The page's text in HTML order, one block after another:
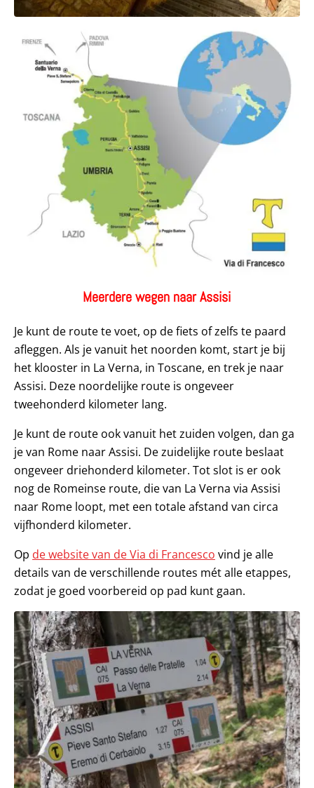
Meerdere wegen naar Assisi
Je kunt de route te voet, op de fiets of zelfs te paard
afleggen. Als je vanuit het noorden komt, start je bij
het klooster in La Verna, in Toscane, en trek je naar
Assisi. Deze noordelijke route is ongeveer
tweehonderd kilometer lang.
Je kunt de route ook vanuit het zuiden volgen, dan ga
je van Rome naar Assisi. De zuidelijke route beslaat
ongeveer driehonderd kilometer. Tot slot is er ook
nog de Romeinse route, die van La Verna via Assisi
naar Rome loopt, met een totale afstand van circa
vijfhonderd kilometer.
Op de website van de Via di Francesco vind je alle
details van de verschillende routes mét alle etappes,
zodat je goed voorbereid op pad kunt gaan.